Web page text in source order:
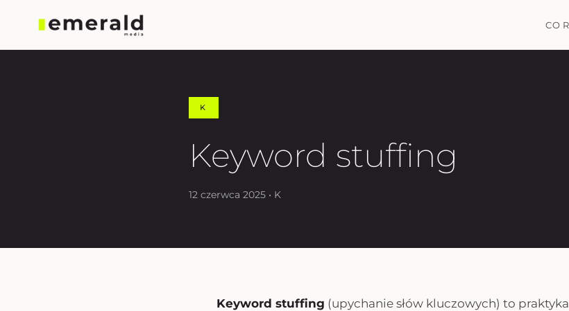
CO
K
Keyword stuffing
12 czerwca 2025 • K
Keyword stuffing (upychanie słów kluczowych) to